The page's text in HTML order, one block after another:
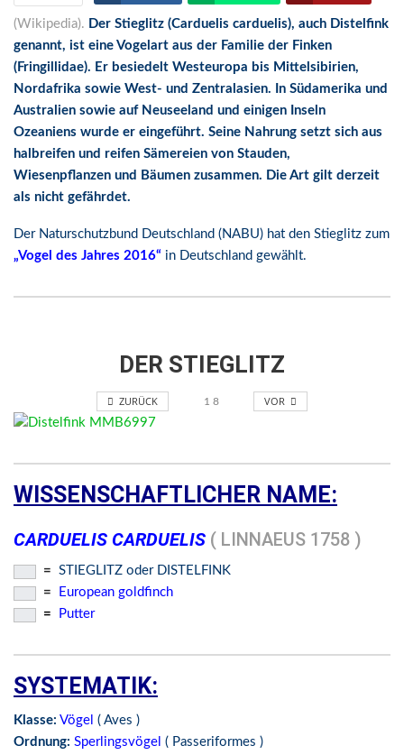
Email Linkedin Telegram
Facebook Messenger
(Wikipedia). Der Stieglitz (Carduelis carduelis), auch Distelfink
genannt, ist eine Vogelart aus der Familie der Finken
(Fringillidae). Er besiedelt Westeuropa bis Mittelsibirien,
Nordafrika sowie West- und Zentralasien. In Südamerika und
Australien sowie auf Neuseeland und einigen Inseln
Ozeaniens wurde er eingeführt. Seine Nahrung setzt sich aus
halbreifen und reifen Sämereien von Stauden,
Wiesenpflanzen und Bäumen zusammen. Die Art gilt derzeit
als nicht gefährdet.
Der Naturschutzbund Deutschland (NABU) hat den Stieglitz zum
„Vogel des Jahres 2016“ in Deutschland gewählt.
DER STIEGLITZ
ZURÜCK 1 8 VOR
WISSENSCHAFTLICHER NAME:
CARDUELIS CARDUELIS ( LINNAEUS 1758 )
= STIEGLITZ oder DISTELFINK
=
European goldfinch
=
Putter
SYSTEMATIK:
Klasse: Vögel ( Aves )
Ordnung: Sperlingsvögel ( Passeriformes )